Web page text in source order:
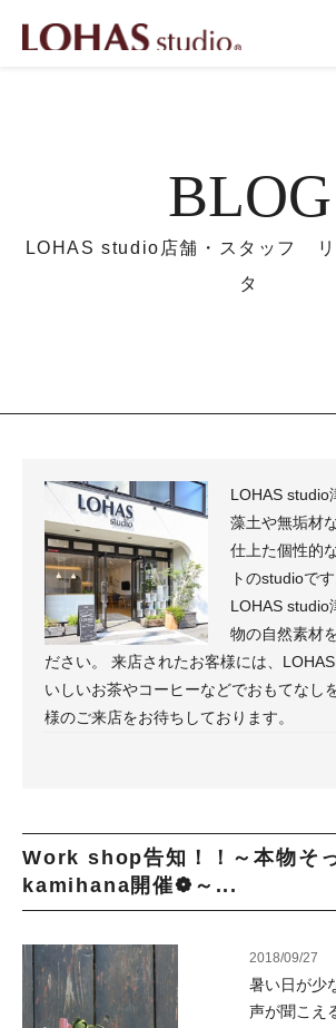
BLOG
LOHAS studio店舗・スタッフ リ
タ
LOHAS studio
藻土や無垢材
仕上た個性的
トのstudioで
LOHAS studio
物の自然素材
ださい。 来店されたお客様には、
いしいお茶やコーヒーなどでおもてなし
様のご来店をお待ちしております。
Work shop告知！！～本物そ
kamihana開催❁～...
2018/09/27
暑い日が少
声が聞こえ